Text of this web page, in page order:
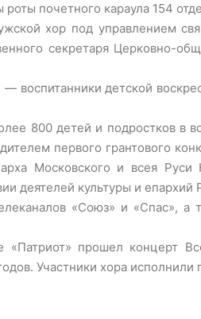
почетного караула 154
хор под управлением
секретаря Церковно-
воспитанники детской
800 детей и подростков в
первого грантового
Московского и всея
деятелей культуры и
«Союз» и «Спас»,
прошел концерт
Участники хора